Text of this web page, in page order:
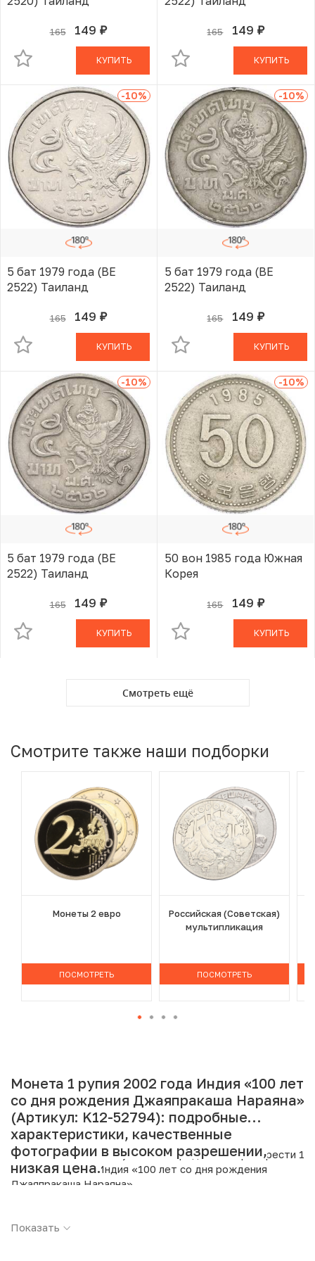
165 149 руб.
В КОРЗИНЕ
КУПИТЬ
165 149 руб.
В КОРЗИНЕ
КУПИТЬ
-10%
5 бат 1979 года (BE
2522) Таиланд
165 149 руб.
В КОРЗИНЕ
КУПИТЬ
-10%
5 бат 1979 года (BE
2522) Таиланд
165 149 руб.
В КОРЗИНЕ
КУПИТЬ
-10%
5 бат 1979 года (BE
2522) Таиланд
165 149 руб.
В КОРЗИНЕ
КУПИТЬ
-10%
50 вон 1985 года Южная
Корея
165 149 руб.
В КОРЗИНЕ
КУПИТЬ
Смотреть ещё
Смотрите также наши подборки
Монеты 2 евро
ПОСМОТРЕТЬ
Российская (Советская)
мультипликация
ПОСМОТРЕТЬ
Монета 1 рупия 2002 года Индия «100 лет
со дня рождения Джаяпракаша Нараяна»
(Артикул: K12-52794): подробные
характеристики, качественные
фотографии в высоком разрешении,
низкая цена.
Интернет магазин «Нумизмат» предлагает приобрести 1
рупия 2002 года Индия «100 лет со дня рождения
Джаяпракаша Нараяна».
Показать